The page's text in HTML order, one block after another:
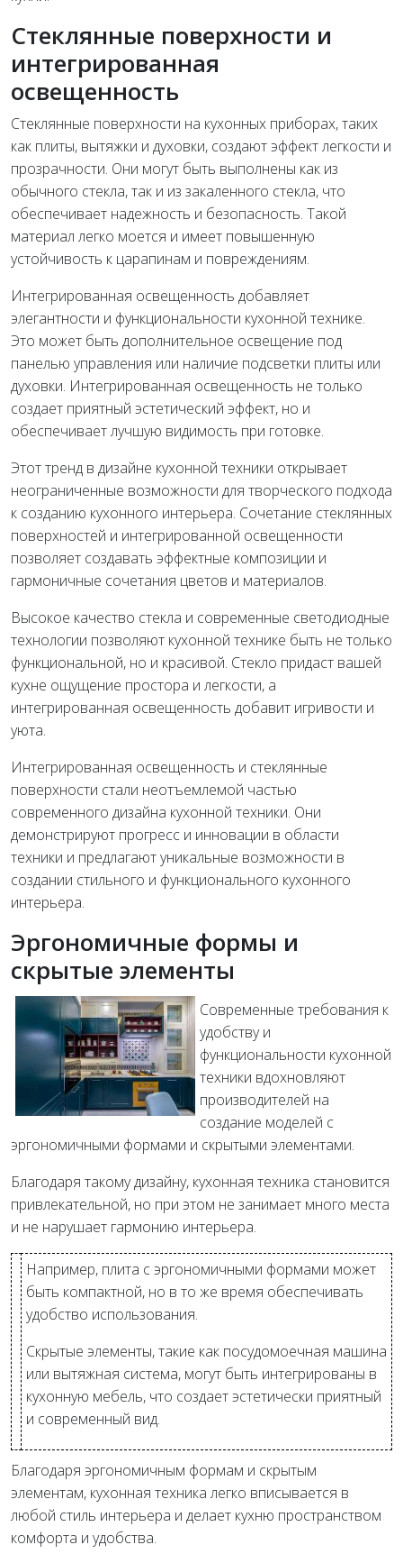
Стеклянные поверхности и
интегрированная
освещенность
Стеклянные поверхности на кухонных приборах, таких
как плиты, вытяжки и духовки, создают эффект легкости и
прозрачности. Они могут быть выполнены как из
обычного стекла, так и из закаленного стекла, что
обеспечивает надежность и безопасность. Такой
материал легко моется и имеет повышенную
устойчивость к царапинам и повреждениям.
Интегрированная освещенность добавляет
элегантности и функциональности кухонной технике.
Это может быть дополнительное освещение под
панелью управления или наличие подсветки плиты или
духовки. Интегрированная освещенность не только
создает приятный эстетический эффект, но и
обеспечивает лучшую видимость при готовке.
Этот тренд в дизайне кухонной техники открывает
неограниченные возможности для творческого подхода
к созданию кухонного интерьера. Сочетание стеклянных
поверхностей и интегрированной освещенности
позволяет создавать эффектные композиции и
гармоничные сочетания цветов и материалов.
Высокое качество стекла и современные светодиодные
технологии позволяют кухонной технике быть не только
функциональной, но и красивой. Стекло придаст вашей
кухне ощущение простора и легкости, а
интегрированная освещенность добавит игривости и
уюта.
Интегрированная освещенность и стеклянные
поверхности стали неотъемлемой частью
современного дизайна кухонной техники. Они
демонстрируют прогресс и инновации в области
техники и предлагают уникальные возможности в
создании стильного и функционального кухонного
интерьера.
Эргономичные формы и
скрытые элементы
Современные требования к
удобству и
функциональности кухонной
техники вдохновляют
производителей на
создание моделей с
эргономичными формами и скрытыми элементами.
Благодаря такому дизайну, кухонная техника становится
привлекательной, но при этом не занимает много места
и не нарушает гармонию интерьера.
Например, плита с эргономичными формами может
быть компактной, но в то же время обеспечивать
удобство использования.
Скрытые элементы, такие как посудомоечная машина
или вытяжная система, могут быть интегрированы в
кухонную мебель, что создает эстетически приятный
и современный вид.
Благодаря эргономичным формам и скрытым
элементам, кухонная техника легко вписывается в
любой стиль интерьера и делает кухню пространством
комфорта и удобства.